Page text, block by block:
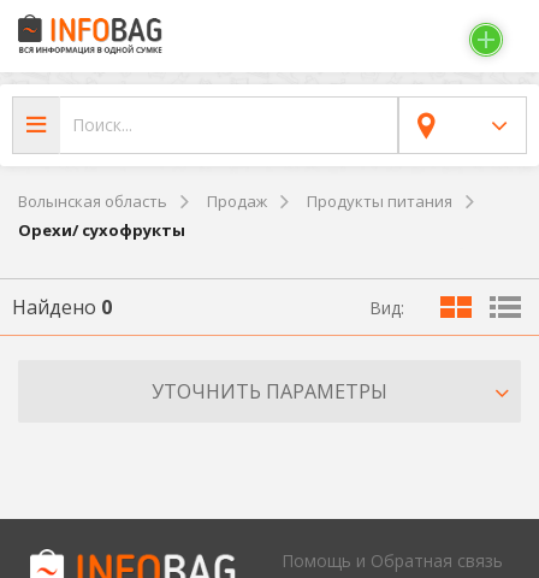
Волынская область Продаж
Продукты питания
Орехи/ сухофрукты
Найдено 0 Вид:
УТОЧНИТЬ ПАРАМЕТРЫ
Помощь и Обратная связь